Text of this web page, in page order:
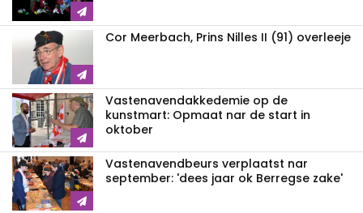
Cor Meerbach, Prins Nilles II (91) overleeje
Vastenavend­akkedemie op de
kunstmart: Opmaat nar de start in
oktober
Vastenavendbeurs verplaatst nar
september: 'dees jaar ok Berregse zake'